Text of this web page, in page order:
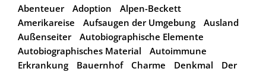
Abenteuer Adoption
Alpen-Beckett
Amerikareise
Aufsaugen der Umgebung
Ausland
Außenseiter
Autobiographische Elemente
Autobiographisches Material
Autoimmune
Erkrankung
Bauernhof Charme Denkmal
Der